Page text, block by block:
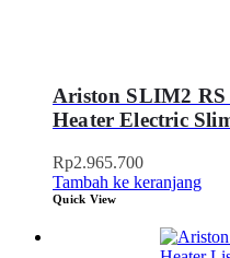
Ariston SLIM2 RS
Heater Electric
Rp2.965.700
Tambah ke keranjang
Quick View